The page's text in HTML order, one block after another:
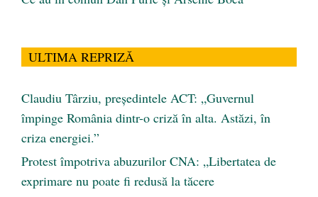
ULTIMA REPRIZĂ
Claudiu Târziu, președintele ACT: „Guvernul
împinge România dintr-o criză în alta. Astăzi, în
criza energiei.”
Protest împotriva abuzurilor CNA: „Libertatea de
exprimare nu poate fi redusă la tăcere